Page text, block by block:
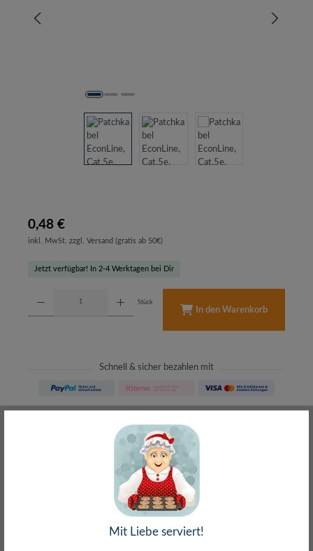
0,48 €
inkl. MwSt. zzgl. Versand (gratis ab 50€)
Jetzt verfügbar! In 2-4 Werktagen bei Dir
Stück
In den Warenkorb
Schnell & sicher bezahlen mit
meist direkt aus Waiblingen
30 Tage Rückgaberecht
ohne Risiko bestellen
– Frag den Profi!
kostenlos und persönlich
Über 20+ Jahre Erfahrung
wir wissen von was wir sprechen
Mit Liebe serviert!